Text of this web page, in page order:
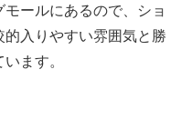
ールにあるので、ショ
入りやすい雰囲気と勝
ます。